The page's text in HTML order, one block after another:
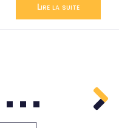
Lire la suite
7 8 9